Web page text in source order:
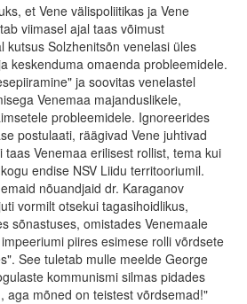
et Vene välispoliitikas ja Vene
viimasel ajal taas võimust
kutsus Solzhenitsõn venelasi üles
keskenduma omaenda probleemidele.
ja soovitas venelastel
Venemaa majanduslikele,
probleemidele. Ignoreerides
postulaati, räägivad Vene juhtivad
Venemaa erilisest rollist, tema kui
endise NSV Liidu territooriumil.
nõuandjaid dr. Karaganov
vormilt otsekui tagasihoidlikus,
sõnastuses, omistades Venemaale
piires esimese rolli võrdsete
See tuletab mulle meelde George
kommunismi silmas pidades
aga mõned on teistest võrdsemad!"